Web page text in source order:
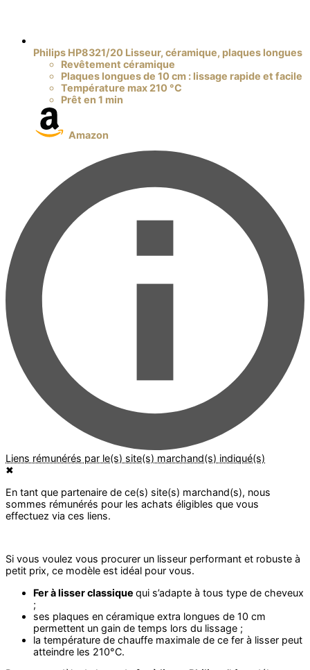
Philips HP8321/20 Lisseur, céramique, plaques longues
Revêtement céramique
Plaques longues de 10 cm : lissage rapide et facile
Température max 210 °C
Prêt en 1 min
Amazon
✖
Si vous voulez vous procurer un lisseur performant et robuste à
petit prix, ce modèle est idéal pour vous.
Fer à lisser classique qui s’adapte à tous type de cheveux
;
ses plaques en céramique extra longues de 10 cm
permettent un gain de temps lors du lissage ;
la température de chauffe maximale de ce fer à lisser peut
atteindre les 210°C.